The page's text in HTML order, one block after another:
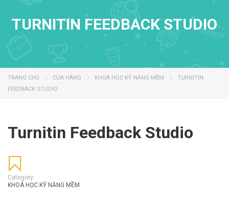
TURNITIN FEEDBACK STUDIO
TRANG CHỦ CỬA HÀNG KHOÁ HỌC KỸ NĂNG MỀM
TURNITIN
FEEDBACK STUDIO
Turnitin Feedback Studio
Category:
KHOÁ HỌC KỸ NĂNG MỀM